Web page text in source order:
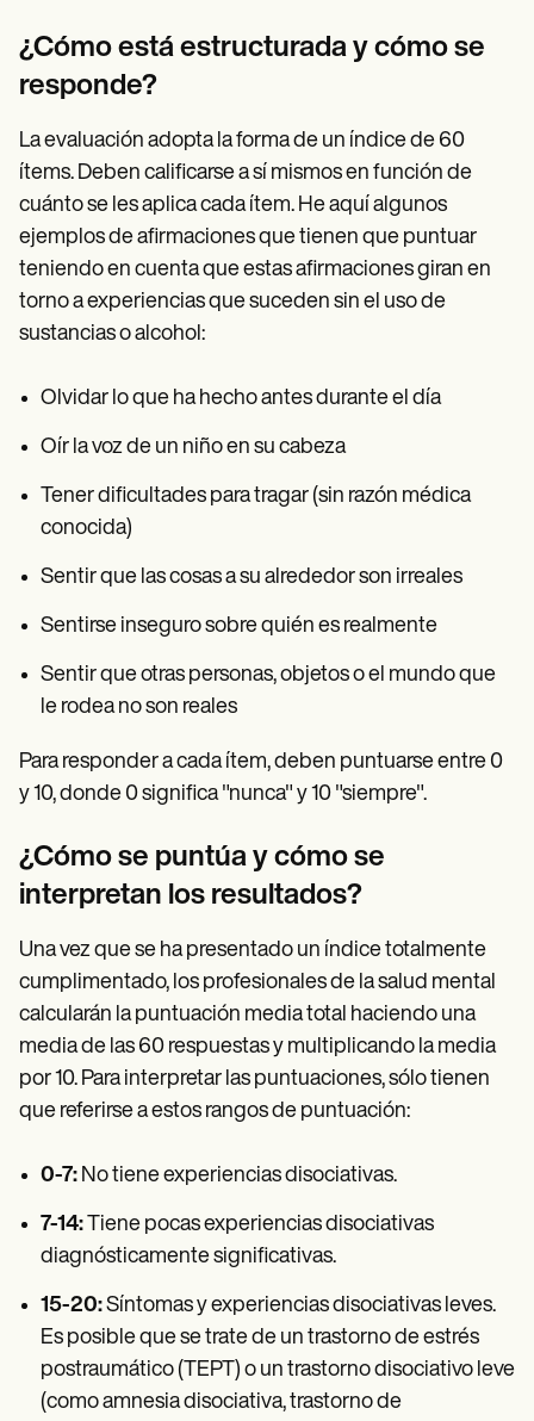
¿Cómo está estructurada y cómo se
responde?
La evaluación adopta la forma de un índice de 60
ítems. Deben calificarse a sí mismos en función de
cuánto se les aplica cada ítem. He aquí algunos
ejemplos de afirmaciones que tienen que puntuar
teniendo en cuenta que estas afirmaciones giran en
torno a experiencias que suceden sin el uso de
sustancias o alcohol:
Olvidar lo que ha hecho antes durante el día
Oír la voz de un niño en su cabeza
Tener dificultades para tragar (sin razón médica
conocida)
Sentir que las cosas a su alrededor son irreales
Sentirse inseguro sobre quién es realmente
Sentir que otras personas, objetos o el mundo que
le rodea no son reales
Para responder a cada ítem, deben puntuarse entre 0
y 10, donde 0 significa "nunca" y 10 "siempre".
¿Cómo se puntúa y cómo se
interpretan los resultados?
Una vez que se ha presentado un índice totalmente
cumplimentado, los profesionales de la salud mental
calcularán la puntuación media total haciendo una
media de las 60 respuestas y multiplicando la media
por 10. Para interpretar las puntuaciones, sólo tienen
que referirse a estos rangos de puntuación:
0-7: No tiene experiencias disociativas.
7-14:Tiene pocas experiencias disociativas
diagnósticamente significativas.
15-20:Síntomas y experiencias disociativas leves.
Es posible que se trate de un trastorno de estrés
postraumático (TEPT) o un trastorno disociativo leve
(como amnesia disociativa, trastorno de